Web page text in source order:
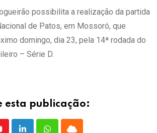
possibilita a realização da partida
de Patos, em Mossoró, que
domingo, dia 23, pela 14ª rodada do
– Série D.
esta publicação: